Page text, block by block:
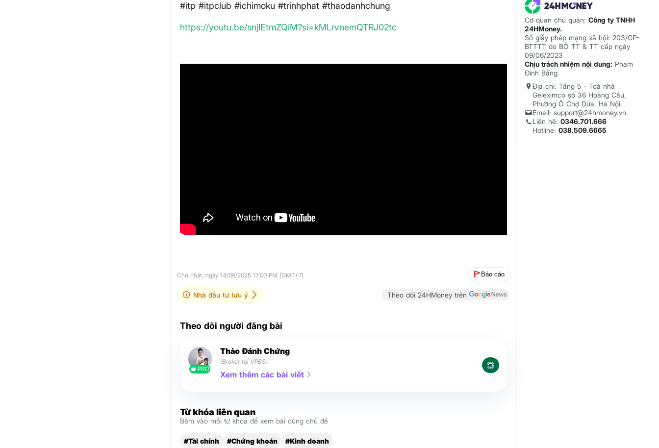
#itp #itpclub #ichimoku #trinhphat #thaodanhchung
https://youtu.be/snjIEtmZQiM?si=kMLrvnemQTRJ02tc
Chủ nhật, ngày 14/09/2025 17:00 PM (GMT+7) Báo cáo
Nhà đầu tư lưu ý Theo dõi 24HMoney trên
Theo dõi người đăng bài
PRO
Thảo Đánh Chứng
(Broker tại VPBS)
Xem thêm các bài viết
Từ khóa liên quan
Bấm vào mỗi từ khóa để xem bài cùng chủ đề
#Tài chính #Chứng khoán #Kinh doanh
Cơ quan chủ quản:Công ty TNHH
24HMoney.
Số giấy phép mạng xã hội: 203/GP-
BTTTT do BỘ TT & TT cấp ngày
09/06/2023
Chịu trách nhiệm nội dung: Phạm
Đình Bằng.
Địa chỉ: Tầng 5 - Toà nhà
Geleximco số 36 Hoàng Cầu,
Phường Ô Chợ Dừa, Hà Nội.
Email: support@24hmoney.vn.
Liên hệ:0346.701.666
Hotline:038.509.6665